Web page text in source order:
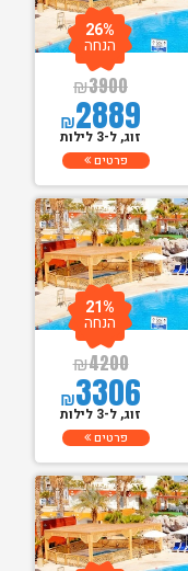
₪3900
₪2889
26%
הנחה
זוג, ל-3 לילות
פרטים
₪4200
₪3306
21%
הנחה
זוג, ל-3 לילות
פרטים